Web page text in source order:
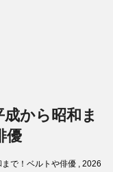
から昭和ま
優
で！ベルトや俳優 , 2026